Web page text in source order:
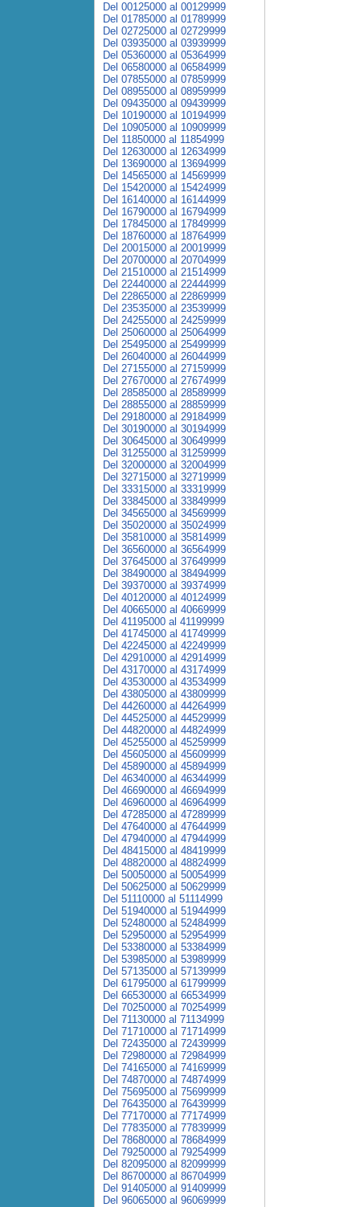
Del 00125000 al 00129999
Del 01785000 al 01789999
Del 02725000 al 02729999
Del 03935000 al 03939999
Del 05360000 al 05364999
Del 06580000 al 06584999
Del 07855000 al 07859999
Del 08955000 al 08959999
Del 09435000 al 09439999
Del 10190000 al 10194999
Del 10905000 al 10909999
Del 11850000 al 11854999
Del 12630000 al 12634999
Del 13690000 al 13694999
Del 14565000 al 14569999
Del 15420000 al 15424999
Del 16140000 al 16144999
Del 16790000 al 16794999
Del 17845000 al 17849999
Del 18760000 al 18764999
Del 20015000 al 20019999
Del 20700000 al 20704999
Del 21510000 al 21514999
Del 22440000 al 22444999
Del 22865000 al 22869999
Del 23535000 al 23539999
Del 24255000 al 24259999
Del 25060000 al 25064999
Del 25495000 al 25499999
Del 26040000 al 26044999
Del 27155000 al 27159999
Del 27670000 al 27674999
Del 28585000 al 28589999
Del 28855000 al 28859999
Del 29180000 al 29184999
Del 30190000 al 30194999
Del 30645000 al 30649999
Del 31255000 al 31259999
Del 32000000 al 32004999
Del 32715000 al 32719999
Del 33315000 al 33319999
Del 33845000 al 33849999
Del 34565000 al 34569999
Del 35020000 al 35024999
Del 35810000 al 35814999
Del 36560000 al 36564999
Del 37645000 al 37649999
Del 38490000 al 38494999
Del 39370000 al 39374999
Del 40120000 al 40124999
Del 40665000 al 40669999
Del 41195000 al 41199999
Del 41745000 al 41749999
Del 42245000 al 42249999
Del 42910000 al 42914999
Del 43170000 al 43174999
Del 43530000 al 43534999
Del 43805000 al 43809999
Del 44260000 al 44264999
Del 44525000 al 44529999
Del 44820000 al 44824999
Del 45255000 al 45259999
Del 45605000 al 45609999
Del 45890000 al 45894999
Del 46340000 al 46344999
Del 46690000 al 46694999
Del 46960000 al 46964999
Del 47285000 al 47289999
Del 47640000 al 47644999
Del 47940000 al 47944999
Del 48415000 al 48419999
Del 48820000 al 48824999
Del 50050000 al 50054999
Del 50625000 al 50629999
Del 51110000 al 51114999
Del 51940000 al 51944999
Del 52480000 al 52484999
Del 52950000 al 52954999
Del 53380000 al 53384999
Del 53985000 al 53989999
Del 57135000 al 57139999
Del 61795000 al 61799999
Del 66530000 al 66534999
Del 70250000 al 70254999
Del 71130000 al 71134999
Del 71710000 al 71714999
Del 72435000 al 72439999
Del 72980000 al 72984999
Del 74165000 al 74169999
Del 74870000 al 74874999
Del 75695000 al 75699999
Del 76435000 al 76439999
Del 77170000 al 77174999
Del 77835000 al 77839999
Del 78680000 al 78684999
Del 79250000 al 79254999
Del 82095000 al 82099999
Del 86700000 al 86704999
Del 91405000 al 91409999
Del 96065000 al 96069999